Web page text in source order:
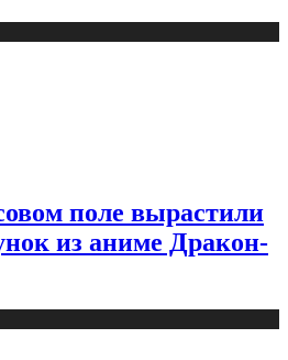
поле вырастили
из аниме Дракон-